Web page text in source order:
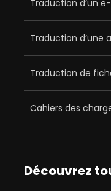
Traduction d’un
Traduction d’une
Traduction de
Cahiers des
Découvrez